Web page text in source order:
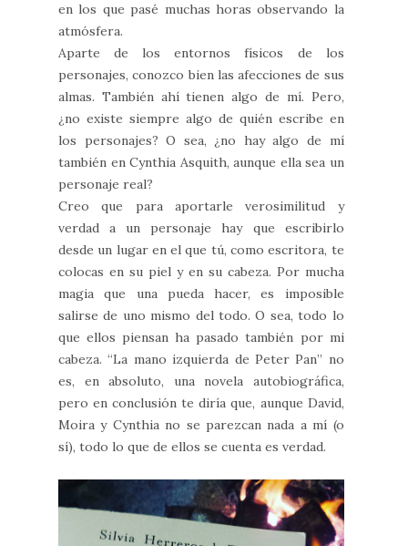
en los que pasé muchas horas observando la
atmósfera.
Aparte de los entornos físicos de los
personajes, conozco bien las afecciones de sus
almas. También ahí tienen algo de mí. Pero,
¿no existe siempre algo de quién escribe en
los personajes? O sea, ¿no hay algo de mí
también en Cynthia Asquith, aunque ella sea un
personaje real?
Creo que para aportarle verosimilitud y
verdad a un personaje hay que escribirlo
desde un lugar en el que tú, como escritora, te
colocas en su piel y en su cabeza. Por mucha
magia que una pueda hacer, es imposible
salirse de uno mismo del todo. O sea, todo lo
que ellos piensan ha pasado también por mi
cabeza. “La mano izquierda de Peter Pan” no
es, en absoluto, una novela autobiográfica,
pero en conclusión te diría que, aunque David,
Moira y Cynthia no se parezcan nada a mí (o
sí), todo lo que de ellos se cuenta es verdad.